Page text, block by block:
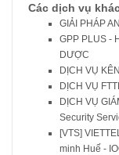
Các dịch vụ
GIẢI PHÁP
GPP PLUS -
DƯỢC
DỊCH VỤ
DỊCH VỤ
DỊCH VỤ
Security
[VTS]
minh Huế -